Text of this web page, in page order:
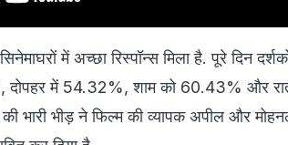
में अच्छा रिस्पॉन्स मिला है. पूरे दिन
दोपहर में 54.32%, शाम को 60.43% और
भारी भीड़ ने फिल्म की व्यापक अपील और